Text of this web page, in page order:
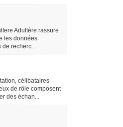
Adultère rassure
les données
de recherc...
célibataires
de rôle composent
des échan...